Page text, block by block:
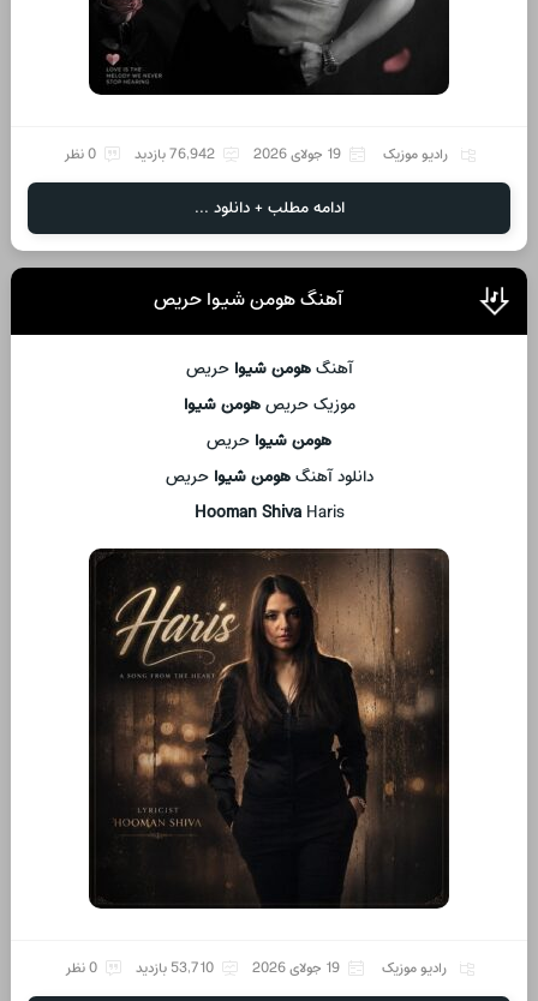
رادیو موزیک 19 جولای 2026 76,942 بازدید 0 نظر
ادامه مطلب + دانلود ...
آهنگ هومن شیوا حریص
آهنگهومن شیوا حریص
موزیک حریصهومن شیوا
هومن شیوا حریص
دانلود آهنگهومن شیوا حریص
Hooman ShivaHaris
رادیو موزیک 19 جولای 2026 53,710 بازدید 0 نظر